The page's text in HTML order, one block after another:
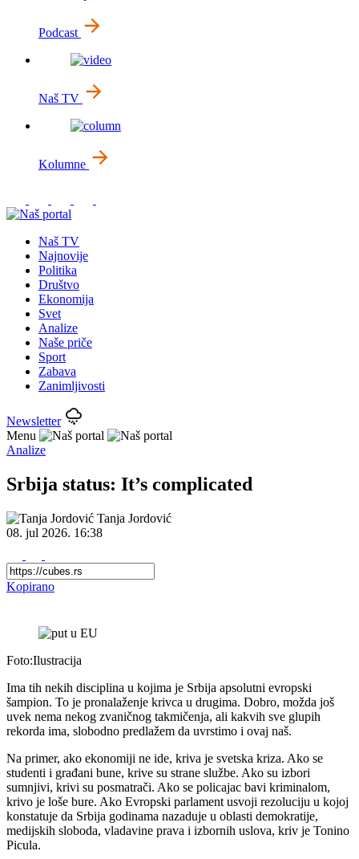
Podcast
Naš TV
Kolumne
Naš TV
Najnovije
Politika
Društvo
Ekonomija
Svet
Analize
Naše priče
Sport
Zabava
Zanimljivosti
Newsletter
Menu
Analize
Srbija status: It’s complicated
Tanja Jordović
08. jul 2026. 16:38
Kopirano
Foto:Ilustracija
Ima tih nekih disciplina u kojima je Srbija apsolutni evropski
šampion. To je pronalaženje krivca u drugima. Dobro, možda još
uvek nema nekog zvaničnog takmičenja, ali kakvih sve glupih
rekorda ima, slobodno predlažem da uvrstimo i ovaj naš.
Na primer, ako ekonomiji ne ide, kriva je svetska kriza. Ako se
studenti i građani bune, krive su strane službe. Ako su izbori
sumnjivi, krivi su posmatrači. Ako se policajac bavi kriminalom,
krivo je loše bure. Ako Evropski parlament usvoji rezoluciju u kojoj
konstatuje da Srbija godinama nazaduje u oblasti demokratije,
medijskih sloboda, vladavine prava i izbornih uslova, kriv je Tonino
Picula.